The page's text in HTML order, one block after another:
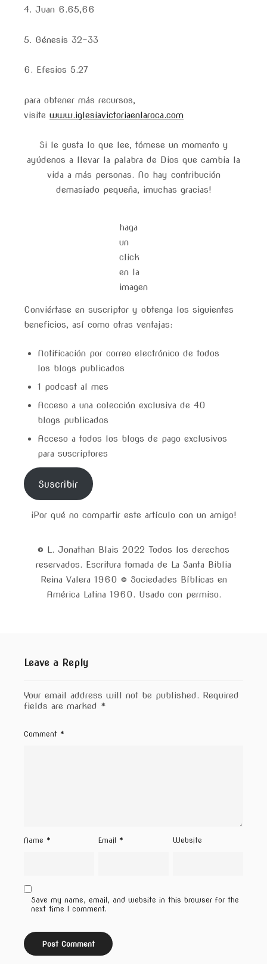
4. Juan 6.65,66
5. Génesis 32-33
6. Efesios 5.27
para obtener más recursos,
visite www.iglesiavictoriaenlaroca.com
Si le gusta lo que lee, tómese un momento y
ayúdenos a llevar la palabra de Dios que cambia la
vida a más personas. No hay contribución
demasiado pequeña, ¡muchas gracias!
haga
un
click
en la
imagen
Conviértase en suscriptor y obtenga los siguientes
beneficios, así como otras ventajas:
Notificación por correo electrónico de todos
los blogs publicados
1 podcast al mes
Acceso a una colección exclusiva de 40
blogs publicados
Acceso a todos los blogs de pago exclusivos
para suscriptores
Suscribir
¡Por qué no compartir este artículo con un amigo!
© L. Jonathan Blais 2022 Todos los derechos
reservados. Escritura tomada de La Santa Biblia
Reina Valera 1960 © Sociedades Bíblicas en
América Latina 1960. Usado con permiso.
Leave a Reply
Your email address will not be published. Required
fields are marked *
Comment *
Name * Email * Website
Save my name, email, and website in this browser for the
next time I comment.